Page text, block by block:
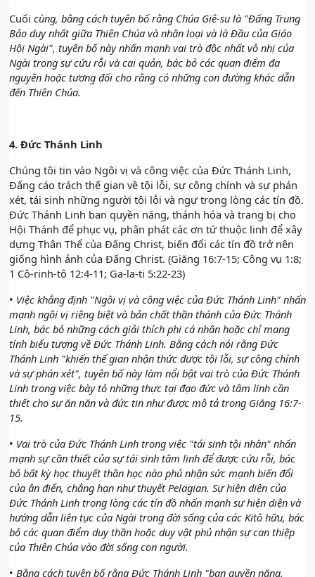
Cuối cùng, bằng cách tuyên bố rằng Chúa Giê-su là "Đấng Trung
Bảo duy nhất giữa Thiên Chúa và nhân loại và là Đầu của Giáo
Hội Ngài", tuyên bố này nhấn mạnh vai trò độc nhất vô nhị của
Ngài trong sự cứu rỗi và cai quản, bác bỏ các quan điểm đa
nguyên hoặc tương đối cho rằng có những con đường khác dẫn
đến Thiên Chúa.
4. Đức Thánh Linh
Chúng tôi tin vào Ngôi vị và công việc của Đức Thánh Linh,
Đấng cáo trách thế gian về tội lỗi, sự công chính và sự phán
xét, tái sinh những người tội lỗi và ngự trong lòng các tín đồ.
Đức Thánh Linh ban quyền năng, thánh hóa và trang bị cho
Hội Thánh để phục vụ, phân phát các ơn tứ thuộc linh để xây
dựng Thân Thể của Đấng Christ, biến đổi các tín đồ trở nên
giống hình ảnh của Đấng Christ. (Giăng 16:7-15; Công vụ 1:8;
1 Cô-rinh-tô 12:4-11; Ga-la-ti 5:22-23)
• Việc khẳng định "Ngôi vị và công việc của Đức Thánh Linh" nhấn
mạnh ngôi vị riêng biệt và bản chất thần thánh của Đức Thánh
Linh, bác bỏ những cách giải thích phi cá nhân hoặc chỉ mang
tính biểu tượng về Đức Thánh Linh. Bằng cách nói rằng Đức
Thánh Linh "khiến thế gian nhận thức được tội lỗi, sự công chính
và sự phán xét", tuyên bố này làm nổi bật vai trò của Đức Thánh
Linh trong việc bày tỏ những thực tại đạo đức và tâm linh cần
thiết cho sự ăn năn và đức tin như được mô tả trong Giăng 16:7-
15.
• Vai trò của Đức Thánh Linh trong việc "tái sinh tội nhân" nhấn
mạnh sự cần thiết của sự tái sinh tâm linh để được cứu rỗi, bác
bỏ bất kỳ học thuyết thần học nào phủ nhận sức mạnh biến đổi
của ân điển, chẳng hạn như thuyết Pelagian. Sự hiện diện của
Đức Thánh Linh trong lòng các tín đồ nhấn mạnh sự hiện diện và
hướng dẫn liên tục của Ngài trong đời sống của các Kitô hữu, bác
bỏ các quan điểm duy thần hoặc duy vật phủ nhận sự can thiệp
của Thiên Chúa vào đời sống con người.
• Bằng cách tuyên bố rằng Đức Thánh Linh "ban quyền năng,